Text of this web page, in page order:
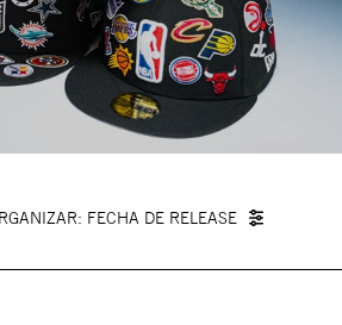
FECHA DE RELEASE